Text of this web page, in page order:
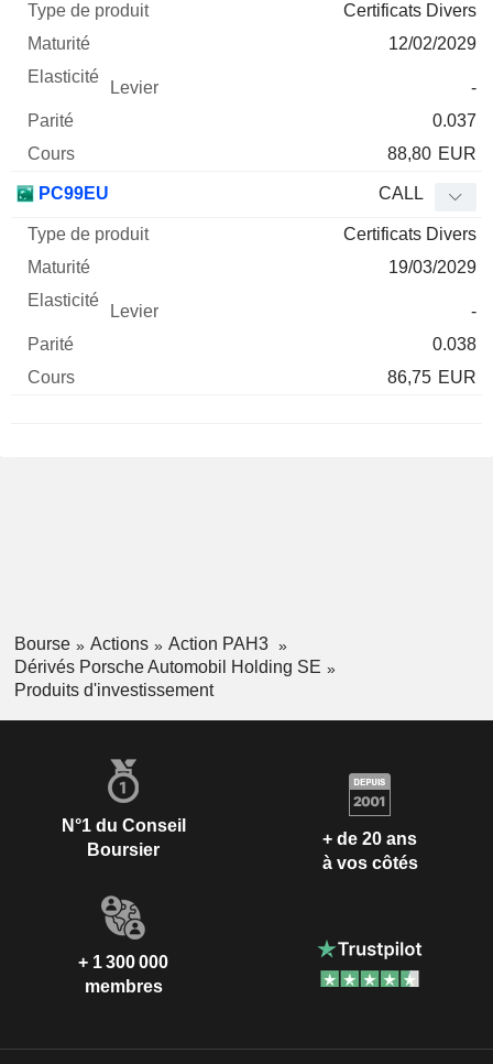
Certificats Divers
12/02/2029
-
0.037
88,80 EUR
PC99EU CALL
Certificats Divers
19/03/2029
-
0.038
86,75 EUR
Bourse Actions
Action PAH3
Dérivés Porsche Automobil Holding SE
Produits d'investissement
N°1 du Conseil
Boursier
+ de 20 ans
à vos côtés
+ 1 300 000
membres